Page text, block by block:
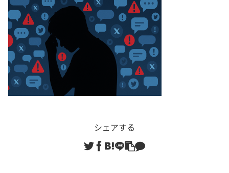
シェアする